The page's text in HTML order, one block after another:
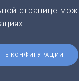
странице
КОНФИГУРАЦИИ